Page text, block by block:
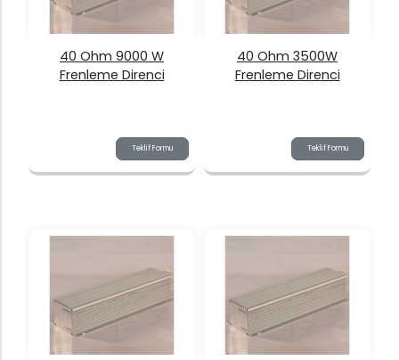
Teklif Formu
40 Ohm 9000 W
Frenleme Direnci
Teklif Formu
40 Ohm 3500W
Frenleme Direnci